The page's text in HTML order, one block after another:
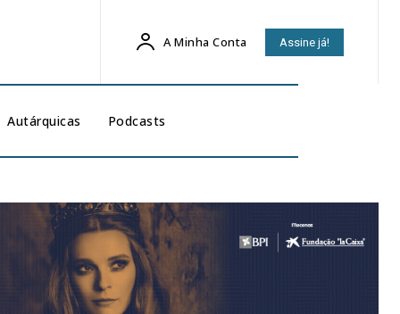
A Minha Conta Assine já!
Autárquicas Podcasts